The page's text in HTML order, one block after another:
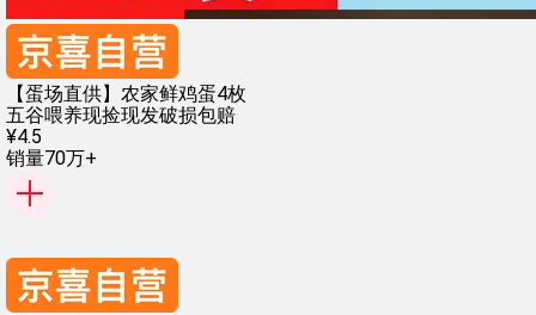
【蛋场直供】农家鲜鸡蛋4枚
五谷喂养现捡现发破损包赔
¥4.5
销量70万+